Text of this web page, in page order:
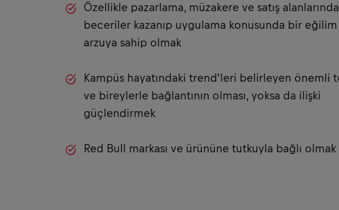
Özellikle pazarlama, müzakere ve satış
beceriler kazanıp uygulama konusunda bir eğilim
arzuya sahip olmak
Kampüs hayatındaki trend'leri belirleyen önemli
ve bireylerle bağlantının olması, yoksa da ilişki
güçlendirmek
Red Bull markası ve ürününe tutkuyla bağlı olmak